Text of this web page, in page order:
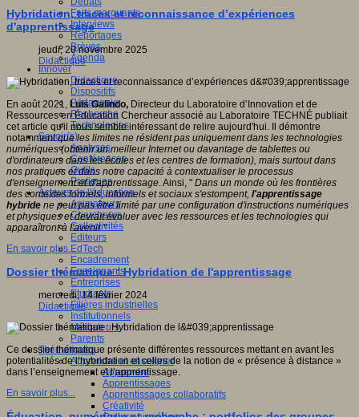
Faits marquants
Interviews
Reportages
Brèves
Agenda
Innover
Didactique
Dispositifs
Pédagogie
Recherche
Technologies
Savoir(s)
Analyses
Conférences
Outils
Pratiques
Acteurs de l'éducation
Animateurs
Chercheurs
Collectivités
Editeurs
EdTech
Encadrement
Enseignants
Entreprises
Etudiants
Filières industrielles
Institutionnels
Médiateurs
Parents
Thématiques
Apprendre et enseigner
Apprendre
Apprentissages
Apprentissages collaboratifs
Créativité
Hybridation, traces et reconnaissance d’expériences
d'apprentissage
jeudi, 20 novembre 2025
Didactique
En août 2021, Luis Galindo, Directeur du Laboratoire d’Innovation et de
Ressources en Éducation Chercheur associé au Laboratoire TECHNÉ publiait
cet article qu'il nous semble intéressant de relire aujourd'hui. Il démontre
notammentque les limites ne résident pas uniquement dans les technologies
numériques (obtenir un meilleur Internet ou davantage de tablettes ou
d'ordinateurs dans les écoles et les centres de formation), mais surtout dans
nos pratiques et dans notre capacité à contextualiser le processus
d'enseignement et d'apprentissage. Ainsi, " Dans un monde où les frontières
des contextes formels, informels et sociaux s'estompent, l'apprentissage
hybride ne peut pas être limité par une configuration d'instructions numériques
et physiques et devrait évoluer avec les ressources et les technologies qui
apparaîtront à l'avenir "
En savoir plus...
Dossier thématique : Hybridation de l'apprentissage
mercredi, 14 février 2024
Didactique
Ce dossier thématique présente différentes ressources mettant en avant les
potentialités de l’hybridation et celles de la notion de « présence à distance »
dans l’enseignement et l’apprentissage.
En savoir plus...